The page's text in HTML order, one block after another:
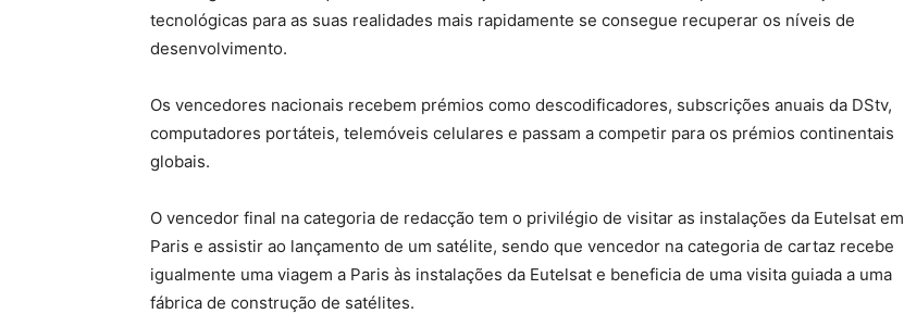
tecnológicas para as suas realidades mais rapidamente se consegue recuperar os níveis de
desenvolvimento.
Os vencedores nacionais recebem prémios como descodificadores, subscrições anuais da DStv,
computadores portáteis, telemóveis celulares e passam a competir para os prémios continentais
globais.
O vencedor final na categoria de redacção tem o privilégio de visitar as instalações da Eutelsat em
Paris e assistir ao lançamento de um satélite, sendo que vencedor na categoria de cartaz recebe
igualmente uma viagem a Paris às instalações da Eutelsat e beneficia de uma visita guiada a uma
fábrica de construção de satélites.